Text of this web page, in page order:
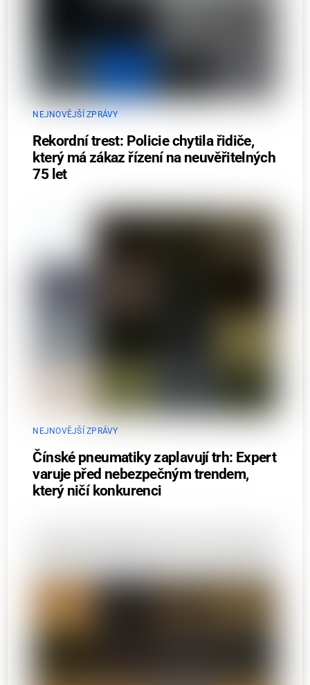
NEJNOVĚJŠÍ ZPRÁVY
Rekordní trest: Policie chytila řidiče,
který má zákaz řízení na neuvěřitelných
75 let
NEJNOVĚJŠÍ ZPRÁVY
Čínské pneumatiky zaplavují trh: Expert
varuje před nebezpečným trendem,
který ničí konkurenci